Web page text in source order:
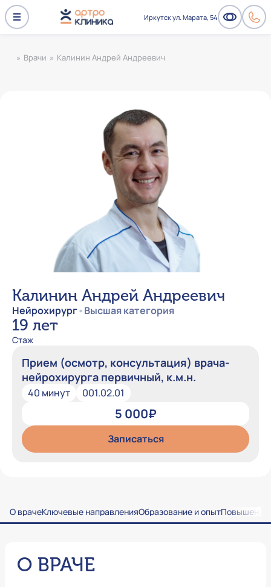
Иркутск ул. Марата, 54
» Врачи » Калинин Андрей Андреевич
Калинин Андрей Андреевич
Нейрохирург•Высшая категория
19 лет
Стаж
Прием (осмотр, консультация) врача-
нейрохирурга первичный, к.м.н.
40 минут 001.02.01
5 000₽
Записаться
О врачеКлючевые направленияОбразование и опытПовышение
О ВРАЧЕ